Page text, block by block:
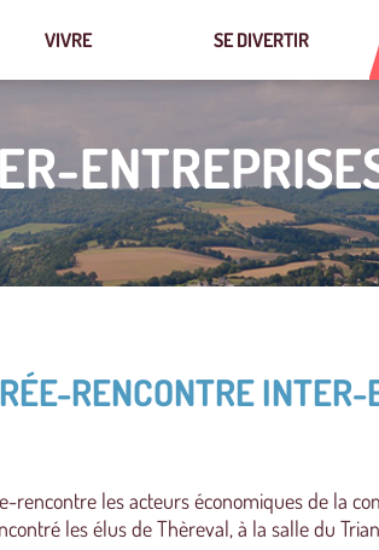
VIVRE SE DIVERTIR
RENCONTRE
les acteurs économiques de la
les élus de Thèreval, à la salle du